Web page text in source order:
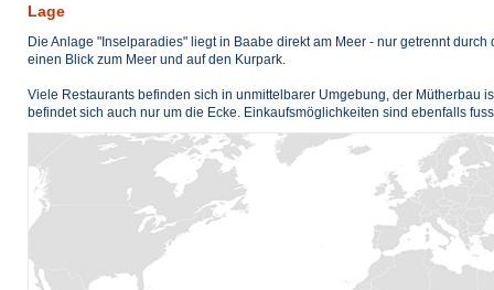
Lage
Die Anlage "Inselparadies" liegt in Baabe direkt am Meer - nur getrennt
einen Blick zum Meer und auf den Kurpark.
Viele Restaurants befinden sich in unmittelbarer Umgebung, der Mütherbau
befindet sich auch nur um die Ecke. Einkaufsmöglichkeiten sind ebenfalls